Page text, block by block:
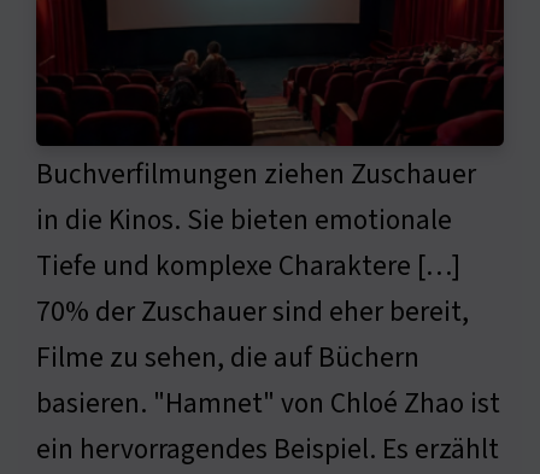
Buchverfilmungen ziehen Zuschauer
in die Kinos. Sie bieten emotionale
Tiefe und komplexe Charaktere […]
70% der Zuschauer sind eher bereit,
Filme zu sehen, die auf Büchern
basieren. "Hamnet" von Chloé Zhao ist
ein hervorragendes Beispiel. Es erzählt